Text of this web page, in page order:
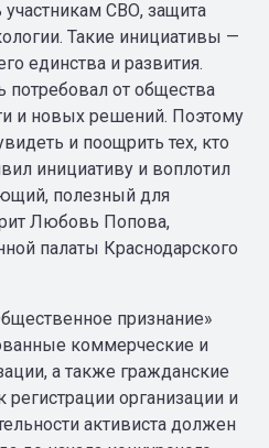
СВО, защита
Такие инициативы —
единства и развития.
от общества
и новых решений. Поэтому
и поощрить тех, кто
инициативу и воплотил
полезный для
Любовь Попова,
палаты Краснодарского
признание»
коммерческие и
а также гражданские
регистрации организации и
активиста должен